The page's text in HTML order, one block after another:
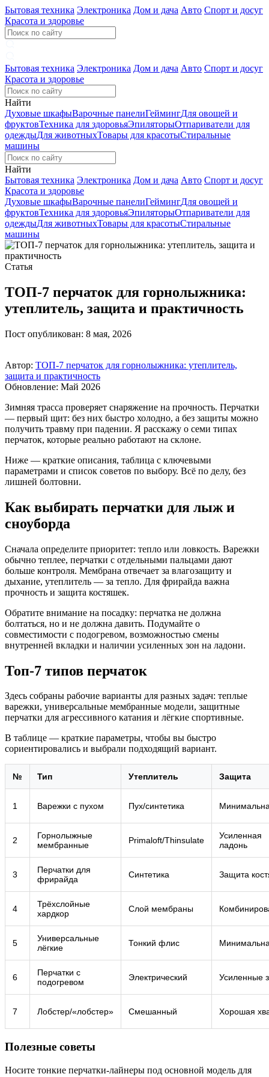
Бытовая техника Электроника Дом и дача Авто Спорт и досуг
Красота и здоровье
Бытовая техника Электроника Дом и дача Авто Спорт и досуг
Красота и здоровье
Найти
Духовые шкафыВарочные панелиГеймингДля овощей и
фруктовТехника для здоровьяЭпиляторыОтпариватели для
одеждыДля животныхТовары для красотыСтиральные
машины
Найти
Бытовая техника Электроника Дом и дача Авто Спорт и досуг
Красота и здоровье
Духовые шкафыВарочные панелиГеймингДля овощей и
фруктовТехника для здоровьяЭпиляторыОтпариватели для
одеждыДля животныхТовары для красотыСтиральные
машины
Статья
ТОП‑7 перчаток для горнолыжника:
утеплитель, защита и практичность
Пост опубликован: 8 мая, 2026
Автор: ТОП‑7 перчаток для горнолыжника: утеплитель,
защита и практичность
Обновление: Май 2026
Зимняя трасса проверяет снаряжение на прочность. Перчатки
— первый щит: без них быстро холодно, а без защиты можно
получить травму при падении. Я расскажу о семи типах
перчаток, которые реально работают на склоне.
Ниже — краткие описания, таблица с ключевыми
параметрами и список советов по выбору. Всё по делу, без
лишней болтовни.
Как выбирать перчатки для лыж и
сноуборда
Сначала определите приоритет: тепло или ловкость. Варежки
обычно теплее, перчатки с отдельными пальцами дают
больше контроля. Мембрана отвечает за влагозащиту и
дыхание, утеплитель — за тепло. Для фрирайда важна
прочность и защита костяшек.
Обратите внимание на посадку: перчатка не должна
болтаться, но и не должна давить. Подумайте о
совместимости с подогревом, возможностью смены
внутренней вкладки и наличии усиленных зон на ладони.
Топ‑7 типов перчаток
Здесь собраны рабочие варианты для разных задач: теплые
варежки, универсальные мембранные модели, защитные
перчатки для агрессивного катания и лёгкие спортивные.
В таблице — краткие параметры, чтобы вы быстро
сориентировались и выбрали подходящий вариант.
№ Тип Утеплитель Защита
1 Варежки с пухом Пух/синтетика
2
Горнолыжные
мембранные
Primaloft/Thinsulate
Усиленная
ладонь
3
Перчатки для
фрирайда
Синтетика Защита
4
Трёхслойные
хардкор
Слой мембраны
5
Универсальные
лёгкие
Тонкий флис
6
Перчатки с
подогревом
Электрический Усиленные
7 Лобстер/«лобстер» Смешанный Хорошая
Полезные советы
Носите тонкие перчатки-лайнеры под основной модель для